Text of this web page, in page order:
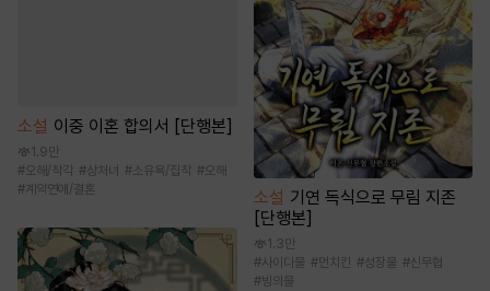
소설 이중 이혼 합의서 [단행본]
1.9만
#오해/착각 #상처녀 #소유욕/집착 #오해
# 계약연애/결혼 소설 기연 독식으로 무림 지존
[단행본]
1.3만
#사이다물 #먼치킨 #성장물 #신무협
#빙의물